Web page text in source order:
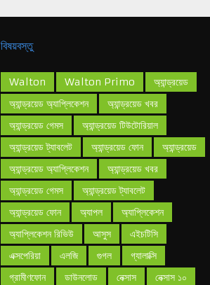
বিষয়বস্তু
Walton Walton Primo
অ্যান্ড্রয়েড
অ্যান্ড্রয়েড অ্যাপ্লিকেশন
অ্যান্ড্রয়েড খবর
অ্যান্ড্রয়েড গেমস
অ্যান্ড্রয়েড টিউটোরিয়াল
অ্যান্ড্রয়েড ট্যাবলেট
অ্যান্ড্রয়েড ফোন
অ্যান্ড্রয়েড
অ্যান্ড্রয়েড অ্যাপ্লিকেশন
অ্যান্ড্রয়েড খবর
অ্যান্ড্রয়েড গেমস
অ্যান্ড্রয়েড ট্যাবলেট
অ্যান্ড্রয়েড ফোন
অ্যাপল
অ্যাপ্লিকেশন
অ্যাপ্লিকেশন রিভিউ
আসুস
এইচটিসি
এক্সপেরিয়া
এলজি গুগল
গ্যালাক্সি
গ্রামীণফোন
ডাউনলোড নেক্সাস নেক্সাস ১০